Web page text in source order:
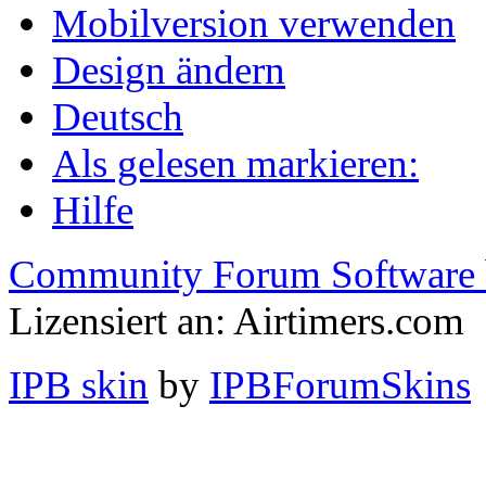
Mobilversion verwenden
Design ändern
Deutsch
Als gelesen markieren:
Hilfe
Community Forum Software
Lizensiert an: Airtimers.com
IPB skin by IPBForumSkins